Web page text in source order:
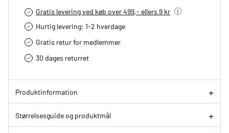
Gratis levering ved køb over 499,- ellers 9 kr
Hurtig levering­: 1-2 hverdage
Gratis retur for medlemmer
30 dages returret
Produktinformation
Størrelsesguide og produktmål